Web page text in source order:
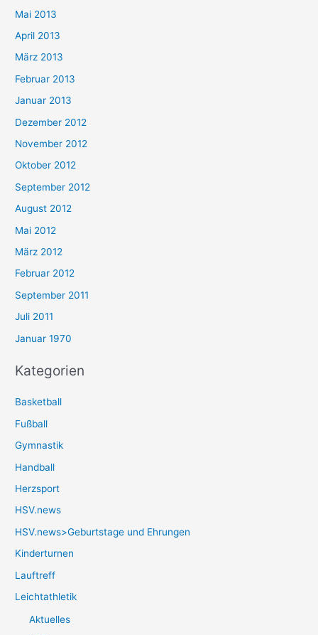
Mai 2013
April 2013
März 2013
Februar 2013
Januar 2013
Dezember 2012
November 2012
Oktober 2012
September 2012
August 2012
Mai 2012
März 2012
Februar 2012
September 2011
Juli 2011
Januar 1970
Kategorien
Basketball
Fußball
Gymnastik
Handball
Herzsport
HSV.news
HSV.news>Geburtstage und Ehrungen
Kinderturnen
Lauftreff
Leichtathletik
Aktuelles